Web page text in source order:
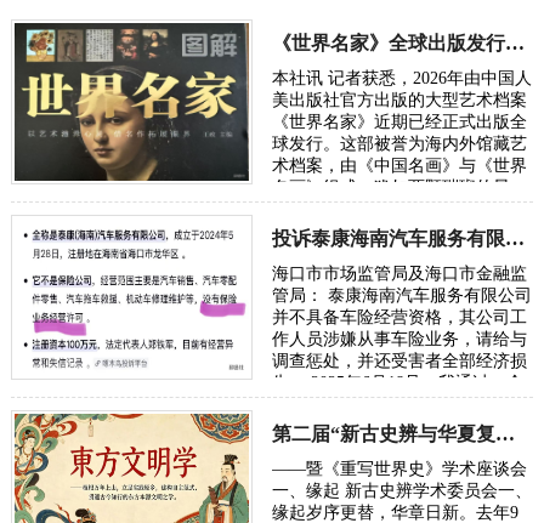
《世界名家》全球出版发行刘浩锋艺术作品被评“时代良心”
本社讯 记者获悉，2026年由中国人
美出版社官方出版的大型艺术档案
《世界名家》近期已经正式出版全
球发行。这部被誉为海内外馆藏艺
术档案，由《中国名画》与《世界
名画》组成，犹如两颗璀璨的星
耀又浑然…
投诉泰康海南汽车服务有限公司涉嫌非法经营保险与欺诈
海口市市场监管局及海口市金融监
管局： 泰康海南汽车服务有限公司
并不具备车险经营资格，其公司工
作人员涉嫌从事车险业务，请给与
调查惩处，并还受害者全部经济损
失。 2025年6月18号，我通过一个
泰康人…
第二届“新古史辨与华夏复兴”学术研讨会定于10月长沙举行
——暨《重写世界史》学术座谈会
一、缘起 新古史辨学术委员会一、
缘起岁序更替，华章日新。去年9